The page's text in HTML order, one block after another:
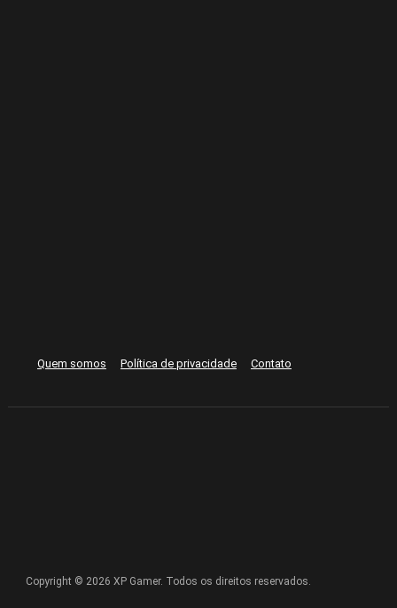
Quem somos Política de privacidade Contato
Copyright © 2026 XP Gamer. Todos os direitos reservados.